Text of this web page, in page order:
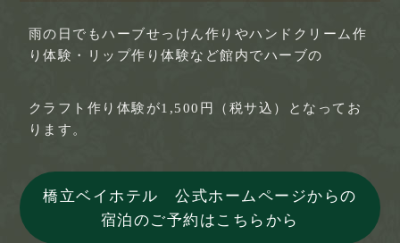
雨の日でもハーブせっけん作りやハンドクリーム作
り体験・リップ作り体験など館内でハーブの
クラフト作り体験が1,500円（税サ込）となってお
ります。
橋立ベイホテル 公式ホームページからの
宿泊のご予約はこちらから